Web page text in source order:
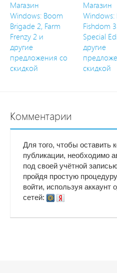
Магазин
Windows: Boom
Brigade 2, Farm
Frenzy 2 и
другие
предложения со
скидкой
Магазин
Windows:
Fishdom
Special
другие
скидкой
Комментарии
Для того, чтобы оставить
публикации, необходимо
под своей учётной
пройдя простую процедуру
войти, используя аккаунт
сетей: